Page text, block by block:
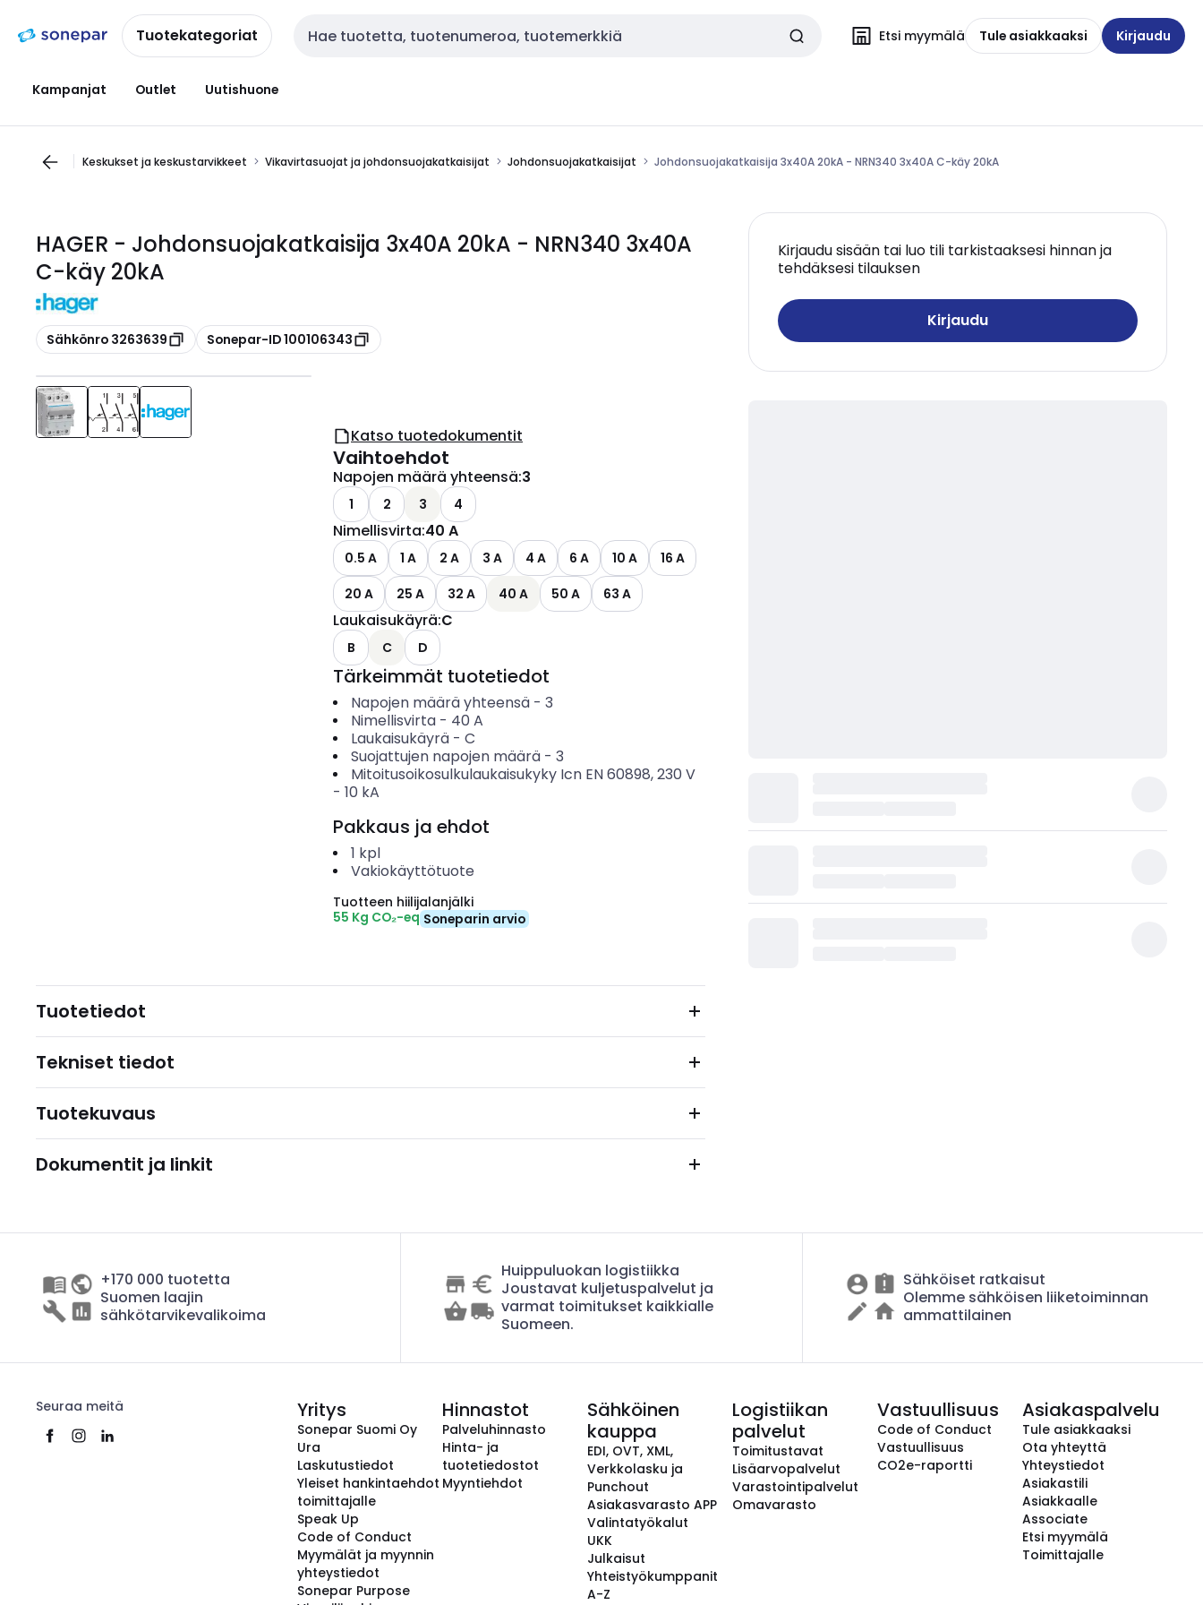
navigointiinsisältöönTuotekategoriat Haku Etsi myymälä Tule asiakkaaksi Kirjaudu
Kampanjat Outlet Uutishuone
Keskukset ja keskustarvikkeet Vikavirtasuojat ja johdonsuojakatkaisijat Johdonsuojakatkaisijat Johdonsuojakatkaisija 3x40A 20kA - NRN340 3x40A C-käy 20kA
HAGER - Johdonsuojakatkaisija 3x40A 20kA - NRN340 3x40A
C-käy 20kA
Kopioi
Sähkönro 3263639 Kopioi
Sonepar-ID 100106343
Kirjaudu sisään tai luo tili tarkistaaksesi hinnan ja
tehdäksesi tilauksen
Kirjaudu
Katso tuotedokumentit
Vaihtoehdot
Napojen määrä yhteensä:3
1 2 3 4
Nimellisvirta:40 A
0.5 A 1 A 2 A 3 A 4 A 6 A 10 A
16 A
20 A
25 A 32 A 40 A 50 A 63 A
Laukaisukäyrä:C
B C D
Tärkeimmät tuotetiedot
Napojen määrä yhteensä- 3
Nimellisvirta- 40 A
Laukaisukäyrä- C
Suojattujen napojen määrä- 3
Mitoitusoikosulkulaukaisukyky Icn EN 60898, 230 V
- 10 kA
Pakkaus ja ehdot
1 kpl
Vakiokäyttötuote
Tuotteen hiilijalanjälki
55 Kg CO₂-eq Soneparin arvio
Tuotetiedot
Tekniset tiedot
Tuotekuvaus
Dokumentit ja linkit
+170 000 tuotetta
Suomen laajin
sähkötarvikevalikoima
Huippuluokan logistiikka
Joustavat kuljetuspalvelut ja
varmat toimitukset kaikkialle
Suomeen.
Sähköiset ratkaisut
Olemme sähköisen liiketoiminnan
ammattilainen
Seuraa meitä Yritys
Sonepar Suomi Oy
Ura
Laskutustiedot
Yleiset hankintaehdot
toimittajalle
Speak Up
Code of Conduct
Myymälät ja myynnin
yhteystiedot
Sonepar Purpose
Hinnastot
Palveluhinnasto
Hinta- ja
tuotetiedostot
Myyntiehdot
Sähköinen
kauppa
EDI, OVT, XML,
Verkkolasku ja
Punchout
Asiakasvarasto APP
Valintatyökalut
UKK
Julkaisut
Yhteistyökumppanit
A-Z
Logistiikan
palvelut
Toimitustavat
Lisäarvopalvelut
Varastointipalvelut
Omavarasto
Vastuullisuus
Code of Conduct
Vastuullisuus
CO2e-raportti
Asiakaspalvelu
Tule asiakkaaksi
Ota yhteyttä
Yhteystiedot
Asiakastili
Asiakkaalle
Associate
Etsi myymälä
Toimittajalle